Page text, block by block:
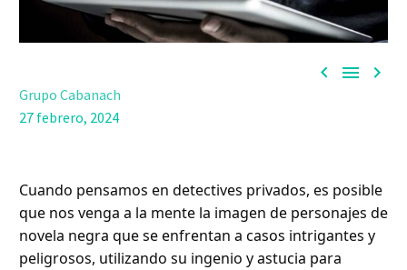
  
Grupo Cabanach
27 febrero, 2024
Cuando pensamos en detectives privados, es posible
que nos venga a la mente la imagen de personajes de
novela negra que se enfrentan a casos intrigantes y
peligrosos, utilizando su ingenio y astucia para